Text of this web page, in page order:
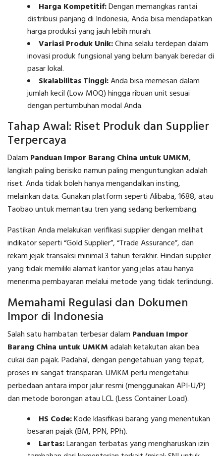
Harga Kompetitif:Dengan memangkas rantai
distribusi panjang di Indonesia, Anda bisa mendapatkan
harga produksi yang jauh lebih murah.
Variasi Produk Unik:China selalu terdepan dalam
inovasi produk fungsional yang belum banyak beredar di
pasar lokal.
Skalabilitas Tinggi:Anda bisa memesan dalam
jumlah kecil (Low MOQ) hingga ribuan unit sesuai
dengan pertumbuhan modal Anda.
Tahap Awal: Riset Produk dan Supplier
Terpercaya
Dalam Panduan Impor Barang China untuk UMKM,
langkah paling berisiko namun paling menguntungkan adalah
riset. Anda tidak boleh hanya mengandalkan insting,
melainkan data. Gunakan platform seperti Alibaba, 1688, atau
Taobao untuk memantau tren yang sedang berkembang.
Pastikan Anda melakukan verifikasi supplier dengan melihat
indikator seperti “Gold Supplier”, “Trade Assurance”, dan
rekam jejak transaksi minimal 3 tahun terakhir. Hindari supplier
yang tidak memiliki alamat kantor yang jelas atau hanya
menerima pembayaran melalui metode yang tidak terlindungi.
Memahami Regulasi dan Dokumen
Impor di Indonesia
Salah satu hambatan terbesar dalam Panduan Impor
Barang China untuk UMKMadalah ketakutan akan bea
cukai dan pajak. Padahal, dengan pengetahuan yang tepat,
proses ini sangat transparan. UMKM perlu mengetahui
perbedaan antara impor jalur resmi (menggunakan API-U/P)
dan metode borongan atau LCL (Less Container Load).
HS Code:Kode klasifikasi barang yang menentukan
besaran pajak (BM, PPN, PPh).
Lartas:Larangan terbatas yang mengharuskan izin